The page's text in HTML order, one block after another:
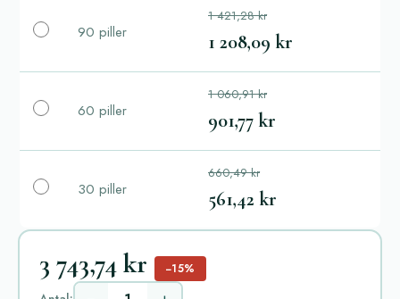
90 piller
1 421,28 kr
1 208,09 kr
60 piller
1 060,91 kr
901,77 kr
30 piller
660,49 kr
561,42 kr
3 743,74 kr −15%